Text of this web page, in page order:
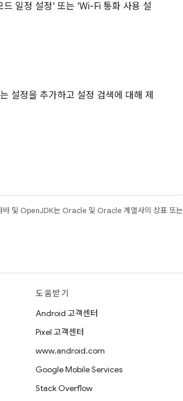
일정 설정' 또는 'Wi-Fi 통화 사용 설
설정을 추가하고 설정 검색에 대해 제
바 및 OpenJDK는 Oracle 및 Oracle 계열사의 상표 또는
도움받기
Android 고객센터
Pixel 고객센터
www.android.com
Google Mobile Services
Stack Overflow